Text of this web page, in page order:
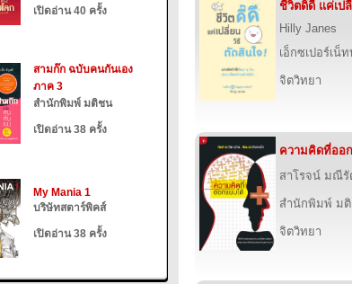
เปิดอ่าน 40 ครั้ง
สามก๊ก ฉบับคนกันเอง
ภาค 3
สำนักพิมพ์ มติชน
เปิดอ่าน 38 ครั้ง
My Mania 1
บริษัทสตาร์พิคส์
เปิดอ่าน 38 ครั้ง
ชีวิตดิ๊ดี แค่เป
Hilly Janes
เอ็กซเปอร์เน็
จิตวิทยา
ความคิดที่ออ
สาโรจน์ มณี
สำนักพิมพ์ ม
จิตวิทยา